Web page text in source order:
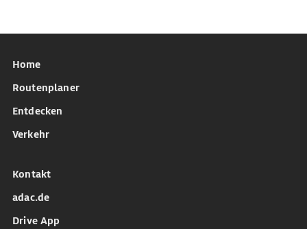
Home
Routenplaner
Entdecken
Verkehr
Kontakt
adac.de
Drive App